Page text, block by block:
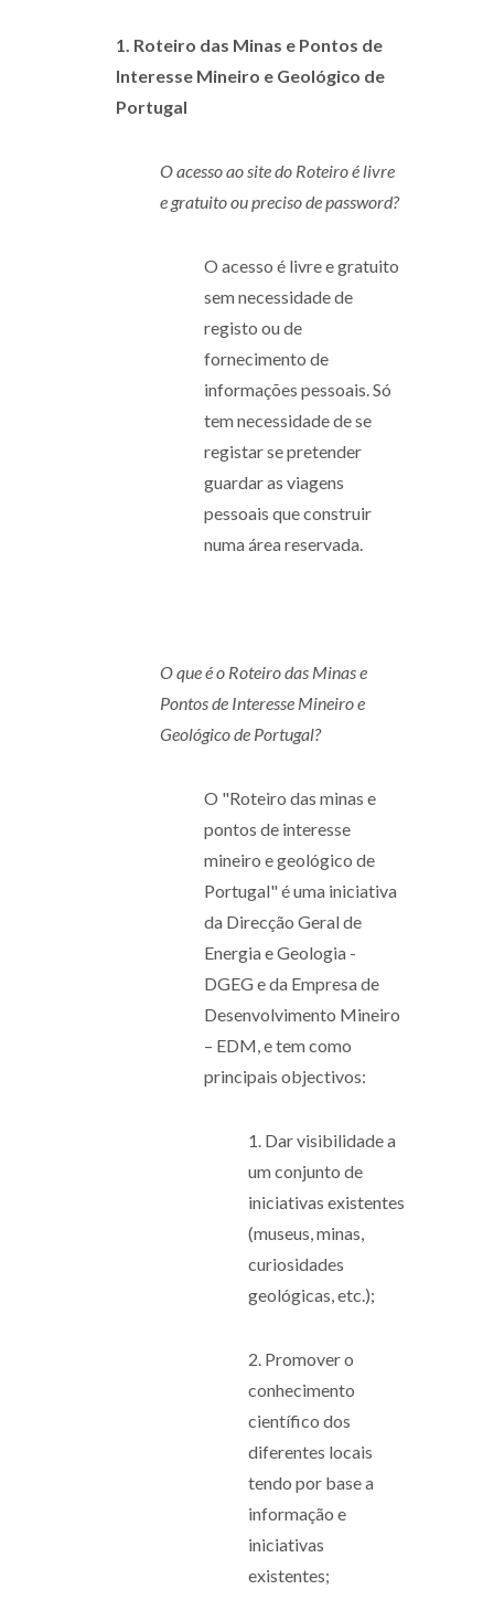
1. Roteiro das Minas e Pontos de
Interesse Mineiro e Geológico de
Portugal
O acesso ao site do Roteiro é livre
e gratuito ou preciso de password?
O acesso é livre e gratuito
sem necessidade de
registo ou de
fornecimento de
informações pessoais. Só
tem necessidade de se
registar se pretender
guardar as viagens
pessoais que construir
numa área reservada.
O que é o Roteiro das Minas e
Pontos de Interesse Mineiro e
Geológico de Portugal?
O "Roteiro das minas e
pontos de interesse
mineiro e geológico de
Portugal" é uma iniciativa
da Direcção Geral de
Energia e Geologia -
DGEG e da Empresa de
Desenvolvimento Mineiro
– EDM, e tem como
principais objectivos:
1. Dar visibilidade a
um conjunto de
iniciativas existentes
(museus, minas,
curiosidades
geológicas, etc.);
2. Promover o
conhecimento
científico dos
diferentes locais
tendo por base a
informação e
iniciativas
existentes;